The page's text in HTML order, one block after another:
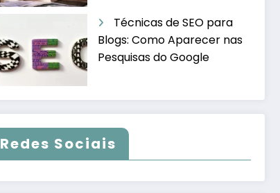
Técnicas de SEO para
Blogs: Como Aparecer nas
Pesquisas do Google
Redes Sociais